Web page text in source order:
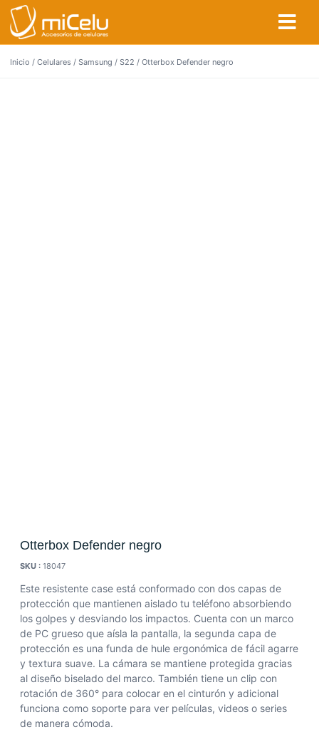
Inicio / Celulares / Samsung / S22 / Otterbox Defender negro
Otterbox Defender negro
SKU : 18047
Este resistente case está conformado con dos capas de
protección que mantienen aislado tu teléfono absorbiendo
los golpes y desviando los impactos. Cuenta con un marco
de PC grueso que aísla la pantalla, la segunda capa de
protección es una funda de hule ergonómica de fácil agarre
y textura suave. La cámara se mantiene protegida gracias
al diseño biselado del marco. También tiene un clip con
rotación de 360° para colocar en el cinturón y adicional
funciona como soporte para ver películas, videos o series
de manera cómoda.